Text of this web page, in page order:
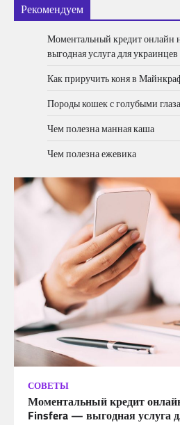
Рекомендуем
Моментальный кредит
выгодная услуга для украинцев
Как приручить коня в
Породы кошек с голубыми
Чем полезна манная каша
Чем полезна ежевика
СОВЕТЫ
Моментальный кредит
Finsfera — выгодная услуга